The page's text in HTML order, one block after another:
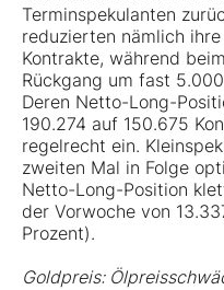
Terminspekulanten
reduzierten nämlich
Kontrakte, während
Rückgang um fast
Deren Netto-Long-
190.274 auf 150.675
regelrecht ein.
zweiten Mal in Folge
Netto-Long-Position
der Vorwoche von
Prozent).
Goldpreis: